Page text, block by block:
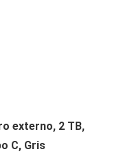
externo, 2 TB,
C, Gris